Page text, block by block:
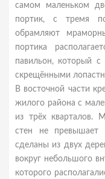
самом маленьком
портик, с тремя
обрамляют
портика
павильон, который
скрещёнными
В восточной части
жилого района с
из трёх кварталов.
стен не
сделаны из двух
вокруг небольшого
которого